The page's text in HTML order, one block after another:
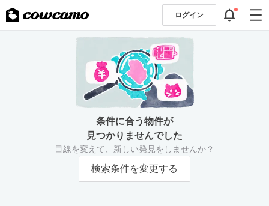
ログイン
条件に合う物件が
見つかりませんでした
目線を変えて、新しい発見をしませんか？
検索条件を変更する